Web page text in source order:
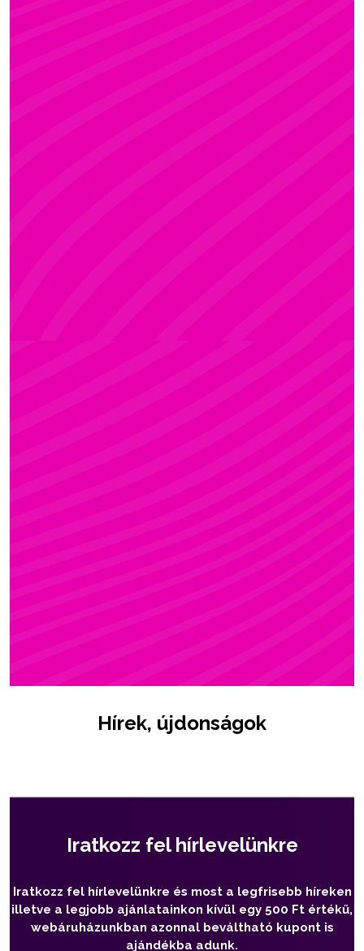
Hírek, újdonságok
Iratkozz fel hírlevelünkre
Iratkozz fel hírlevelünkre és most a legfrisebb híreken
illetve a legjobb ajánlatainkon kívül egy 500 Ft értékű,
webáruházunkban azonnal beváltható kupont is
ajándékba adunk.